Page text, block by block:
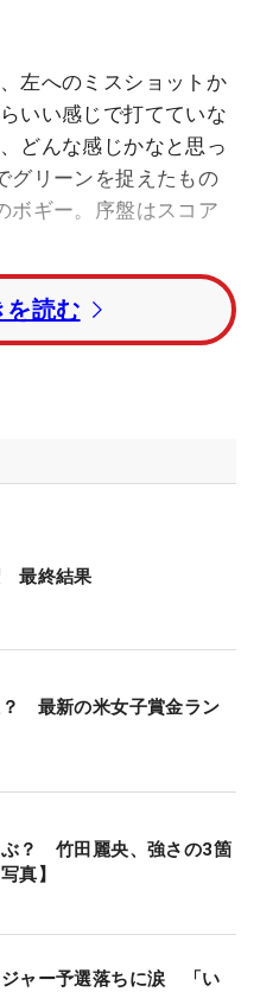
左へのミスショットか
いい感じで打てていな
どんな感じかなと思っ
グリーンを捉えたもの
ボギー。序盤はスコア
ていたけれど、なかな
5では2オンに成功。最
69」。4日間いずれも
ータル9アンダー・11
年は上位争いに顔を出
34/52）に対し、今年
ン率も71％→79％に増
にも表れた。
にもっと伸ばさない
課題も再確認した。つ
ど、傾斜地から打つシ
もあれば、ミスショッ
を読む
最終結果
最新の米女子賞金ラン
？ 竹田麗央、強さの3箇
真】
ャー予選落ちに涙 「い